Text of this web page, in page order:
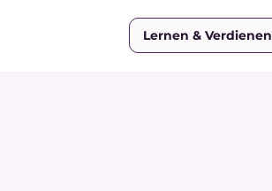
Lernen & Verdienen